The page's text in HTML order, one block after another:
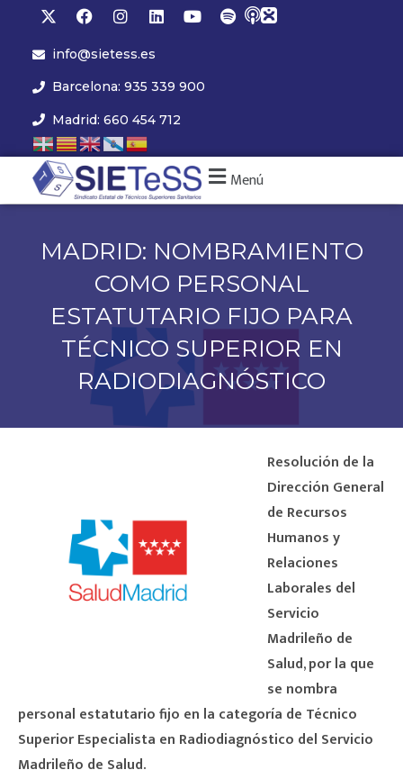
info@sietess.es
Barcelona: 935 339 900
Madrid: 660 454 712
Menú
MADRID: NOMBRAMIENTO
COMO PERSONAL
ESTATUTARIO FIJO PARA
TÉCNICO SUPERIOR EN
RADIODIAGNÓSTICO
Resolución de la
Dirección General
de Recursos
Humanos y
Relaciones
Laborales del
Servicio
Madrileño de
Salud, por la que
se nombra
personal estatutario fijo en la categoría de Técnico
Superior Especialista en Radiodiagnóstico del Servicio
Madrileño de Salud.